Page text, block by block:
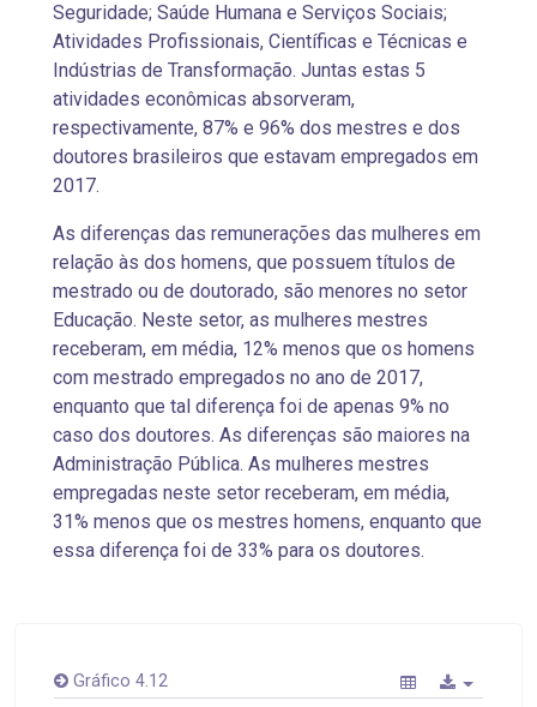
Seguridade; Saúde Humana e Serviços Sociais;
Atividades Profissionais, Científicas e Técnicas e
Indústrias de Transformação. Juntas estas 5
atividades econômicas absorveram,
respectivamente, 87% e 96% dos mestres e dos
doutores brasileiros que estavam empregados em
2017.
As diferenças das remunerações das mulheres em
relação às dos homens, que possuem títulos de
mestrado ou de doutorado, são menores no setor
Educação. Neste setor, as mulheres mestres
receberam, em média, 12% menos que os homens
com mestrado empregados no ano de 2017,
enquanto que tal diferença foi de apenas 9% no
caso dos doutores. As diferenças são maiores na
Administração Pública. As mulheres mestres
empregadas neste setor receberam, em média,
31% menos que os mestres homens, enquanto que
essa diferença foi de 33% para os doutores.
Gráfico 4.12